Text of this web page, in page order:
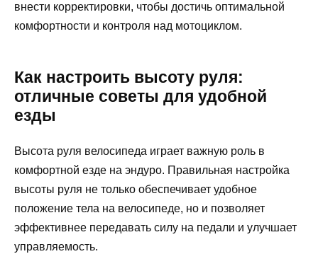
внести корректировки, чтобы достичь оптимальной
комфортности и контроля над мотоциклом.
Как настроить высоту руля:
отличные советы для удобной
езды
Высота руля велосипеда играет важную роль в
комфортной езде на эндуро. Правильная настройка
высоты руля не только обеспечивает удобное
положение тела на велосипеде, но и позволяет
эффективнее передавать силу на педали и улучшает
управляемость.